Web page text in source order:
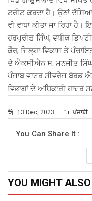
ਟਰੀਟ ਕਰਦਾ ਹੈ। ਉਨਾਂ
ਵੀ ਵਾਧਾ ਕੀਤਾ ਜਾ ਰਿਹਾ
ਹਰਪ੍ਰੀਤ ਸਿੰਘ, ਵਧੀਕ
ਕੌਰ, ਜਿਲ੍ਹਾ ਵਿਕਾਸ ਤੇ
ਦੇ ਐਕਸੀਐਨ ਸ: ਮਨਜੀਤ
ਪੰਜਾਬ ਵਾਟਰ ਸੀਵਰੇਜ ਬੋਰਡ
ਵਿਭਾਗਾਂ ਦੇ ਅਧਿਕਾਰੀ ਹਾਜ਼ਰ
13 Dec, 2023 ਪੰਜਾਬੀ
You Can Share It :
YOU MIGHT